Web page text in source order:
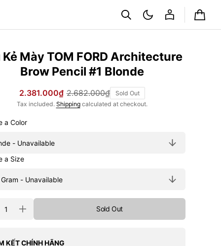
Cart
Kẻ Mày TOM FORD Architecture
Brow Pencil #1 Blonde
Sale
2.381.000₫
Regular
2.682.000₫
Sold Out
Tax included. Shippingcalculated at checkout.
Choose a Color
Choose a Size
Increase
quantity
Kẻ
Sold Out
KẾT CHÍNH HÃNG